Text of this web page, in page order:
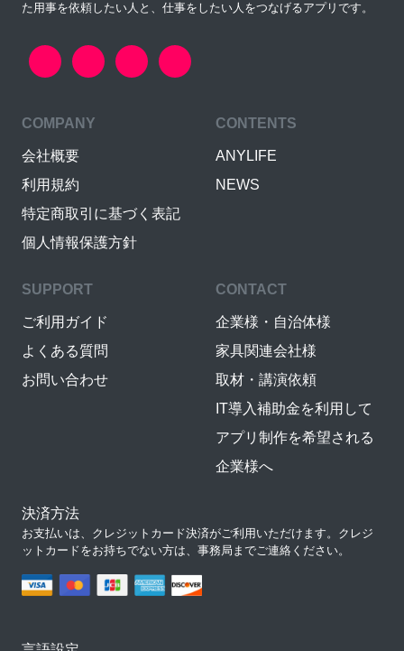
た用事を依頼したい人と、仕事をしたい人をつなげるアプリです。
COMPANY
会社概要
利用規約
特定商取引に基づく表記
個人情報保護方針
CONTENTS
ANYLIFE
NEWS
SUPPORT
ご利用ガイド
よくある質問
お問い合わせ
CONTACT
企業様・自治体様
家具関連会社様
取材・講演依頼
IT導入補助金を利用して
アプリ制作を希望される
企業様へ
決済方法
お支払いは、クレジットカード決済がご利用いただけます。クレジ
ットカードをお持ちでない方は、事務局までご連絡ください。